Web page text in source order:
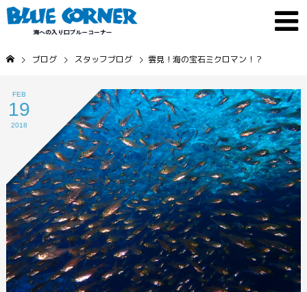
ブログ スタッフブログ 雲見！海の宝石ミクロマン！？
FEB
19
2018